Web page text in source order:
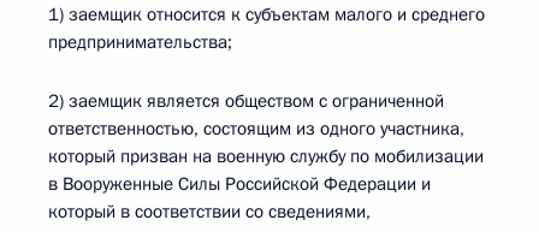
1) заемщик относится к субъектам малого и среднего
предпринимательства;
2) заемщик является обществом с ограниченной
ответственностью, состоящим из одного участника,
который призван на военную службу по мобилизации
в Вооруженные Силы Российской Федерации и
который в соответствии со сведениями,